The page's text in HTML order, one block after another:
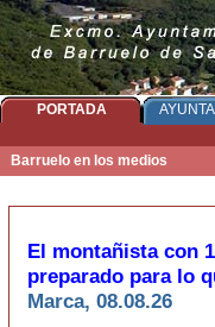
PORTADA
Barruelo en los medios
El montañista con
preparado para lo
Marca, 08.08.26